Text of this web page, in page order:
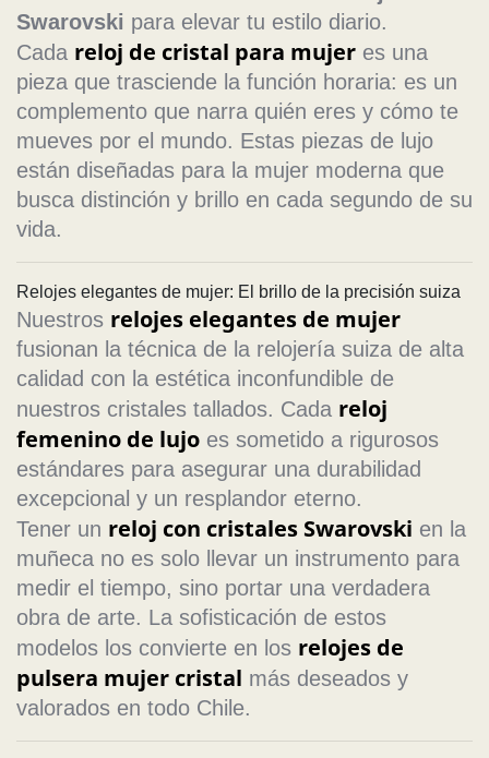
Swarovski para elevar tu estilo diario.
Cada reloj de cristal para mujer es una
pieza que trasciende la función horaria: es un
complemento que narra quién eres y cómo te
mueves por el mundo. Estas piezas de lujo
están diseñadas para la mujer moderna que
busca distinción y brillo en cada segundo de su
vida.
Relojes elegantes de mujer: El brillo de la precisión suiza
Nuestros relojes elegantes de mujer
fusionan la técnica de la relojería suiza de alta
calidad con la estética inconfundible de
nuestros cristales tallados. Cada reloj
femenino de lujo es sometido a rigurosos
estándares para asegurar una durabilidad
excepcional y un resplandor eterno.
Tener un reloj con cristales Swarovski en la
muñeca no es solo llevar un instrumento para
medir el tiempo, sino portar una verdadera
obra de arte. La sofisticación de estos
modelos los convierte en los relojes de
pulsera mujer cristal más deseados y
valorados en todo Chile.